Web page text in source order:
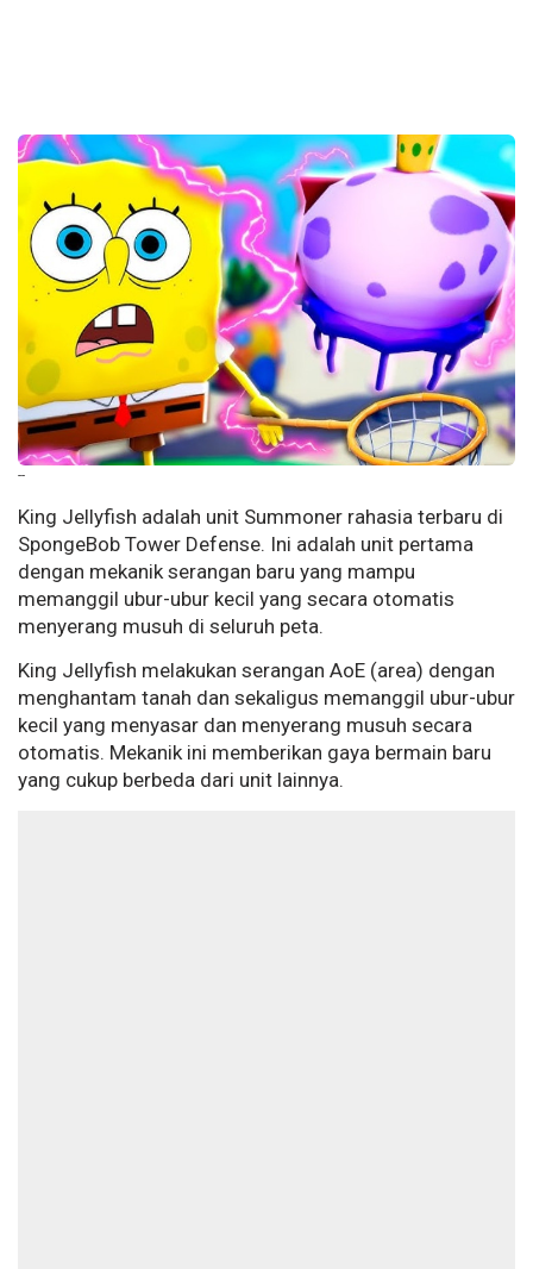
--
King Jellyfish adalah unit Summoner rahasia terbaru di
SpongeBob Tower Defense. Ini adalah unit pertama
dengan mekanik serangan baru yang mampu
memanggil ubur-ubur kecil yang secara otomatis
menyerang musuh di seluruh peta.
King Jellyfish melakukan serangan AoE (area) dengan
menghantam tanah dan sekaligus memanggil ubur-ubur
kecil yang menyasar dan menyerang musuh secara
otomatis. Mekanik ini memberikan gaya bermain baru
yang cukup berbeda dari unit lainnya.